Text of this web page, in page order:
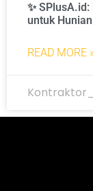
✨
untuk
READ MORE